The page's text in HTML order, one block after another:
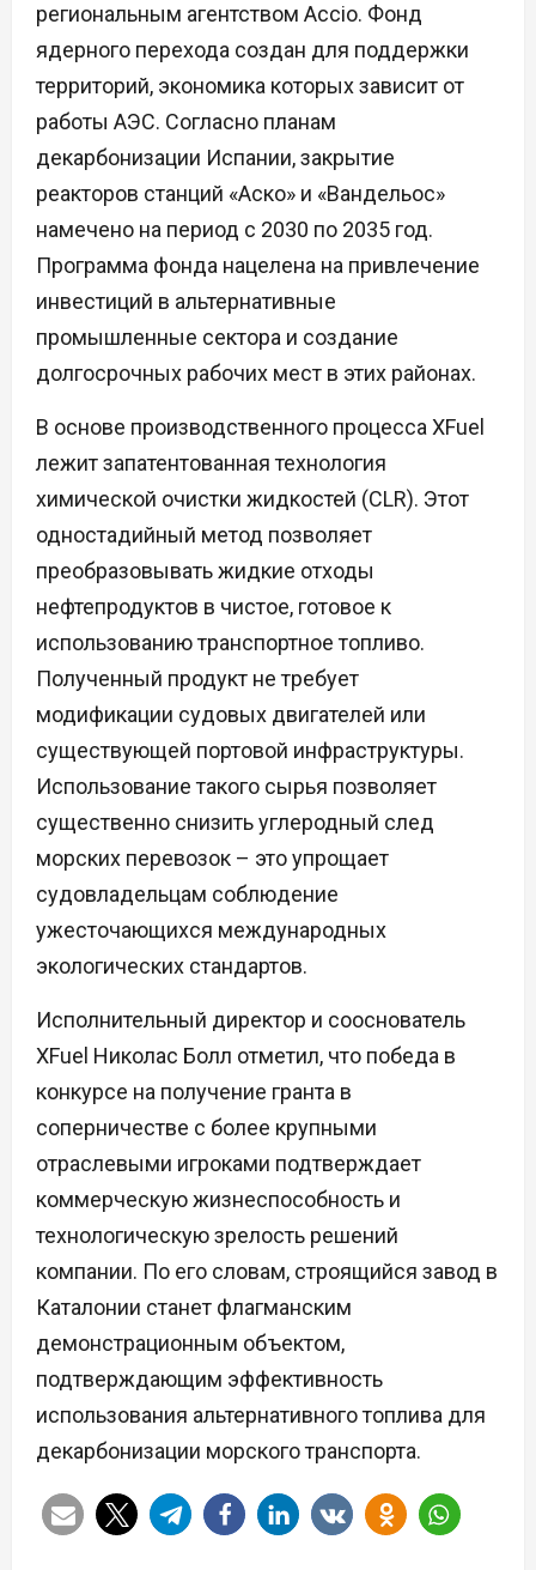
региональным агентством Accio. Фонд
ядерного перехода создан для поддержки
территорий, экономика которых зависит от
работы АЭС. Согласно планам
декарбонизации Испании, закрытие
реакторов станций «Аско» и «Вандельос»
намечено на период с 2030 по 2035 год.
Программа фонда нацелена на привлечение
инвестиций в альтернативные
промышленные сектора и создание
долгосрочных рабочих мест в этих районах.
В основе производственного процесса XFuel
лежит запатентованная технология
химической очистки жидкостей (CLR). Этот
одностадийный метод позволяет
преобразовывать жидкие отходы
нефтепродуктов в чистое, готовое к
использованию транспортное топливо.
Полученный продукт не требует
модификации судовых двигателей или
существующей портовой инфраструктуры.
Использование такого сырья позволяет
существенно снизить углеродный след
морских перевозок – это упрощает
судовладельцам соблюдение
ужесточающихся международных
экологических стандартов.
Исполнительный директор и сооснователь
XFuel Николас Болл отметил, что победа в
конкурсе на получение гранта в
соперничестве с более крупными
отраслевыми игроками подтверждает
коммерческую жизнеспособность и
технологическую зрелость решений
компании. По его словам, строящийся завод в
Каталонии станет флагманским
демонстрационным объектом,
подтверждающим эффективность
использования альтернативного топлива для
декарбонизации морского транспорта.